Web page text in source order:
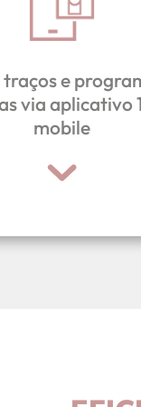
e
via aplicativo
mobile
traços a serem
prazos,
a serem
relacionadas
100%